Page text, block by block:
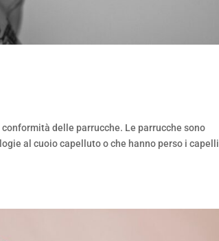
delle parrucche. Le parrucche sono
al cuoio capelluto o che hanno perso i capelli